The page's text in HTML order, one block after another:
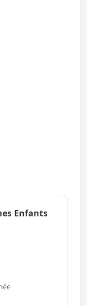
Enfants